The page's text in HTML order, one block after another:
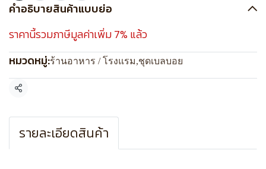
คำอธิบายสินค้าแบบย่อ
ราคานี้รวมภาษีมูลค่าเพิ่ม 7% แล้ว
หมวดหมู่:ร้านอาหาร / โรงแรม,ชุดเบลบอย
แชร์
รายละเอียดสินค้า